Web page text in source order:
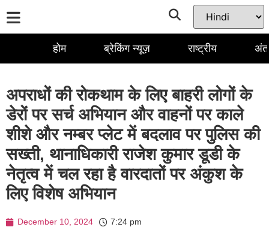
होम ब्रेकिंग न्यूज़ राष्ट्रीय
अपराधों की रोकथाम के लिए बाहरी लोगों के
डेरों पर सर्च अभियान और वाहनों पर काले
शीशे और नम्बर प्लेट में बदलाव पर पुलिस की
सख्ती, थानाधिकारी राजेश कुमार डूडी के
नेतृत्व में चल रहा है वारदातों पर अंकुश के
लिए विशेष अभियान
December 10, 2024 7:24 pm